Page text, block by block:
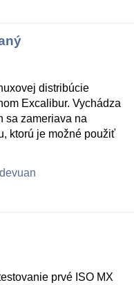
distribúcie
Excalibur. Vychádza
sa zameriava na
ktorú je možné použiť
prvé ISO MX